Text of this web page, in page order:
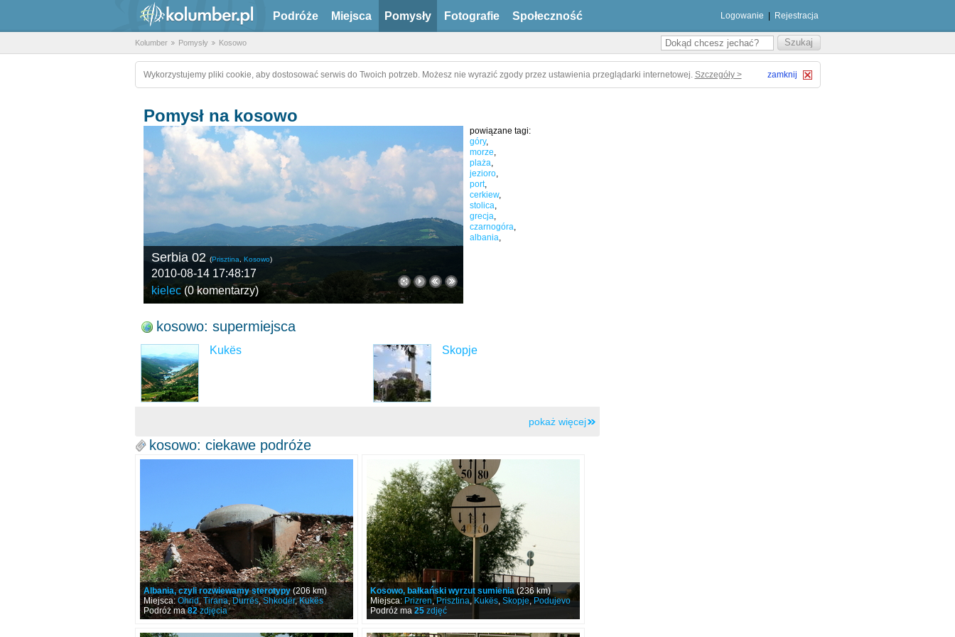
Podróże Miejsca Pomysły Fotografie Społeczność Logowanie Rejestracja
Kolumber Pomysły Kosowo
Wykorzystujemy pliki cookie, aby dostosować serwis do Twoich potrzeb. Możesz nie wyrazić zgody przez ustawienia przeglądarki internetowej. Szczegóły > zamknij
Pomysł na kosowo
powiązane tagi:
góry,
morze,
plaża,
jezioro,
port,
cerkiew,
stolica,
grecja,
czarnogóra,
albania,
Serbia 02 (Prisztina Kosowo)
2010-08-14 17:48:17
kielec(0 komentarzy)
kosowo: supermiejsca
Kukës Skopje
pokaż więcej
kosowo: ciekawe podróże
Albania, czyli rozwiewamy sterotypy(206 km)
Miejsca:Ohrid,Tirana,Durrës,Shkodër,Kukës
Podróż ma82zdjęcia
Kosowo, bałkański wyrzut sumienia(236 km)
Miejsca: Prizren,Prisztina, Kukës, Skopje, Podujevo
Podróż ma 25zdjęć